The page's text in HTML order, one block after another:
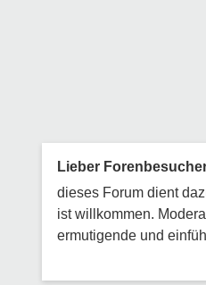
Lieber
dieses Forum dient
ist willkommen.
ermutigende und